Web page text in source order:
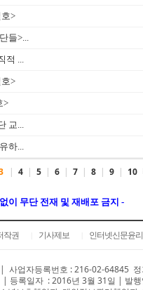
>
들>...
적 ...
>
>
교...
하...
| 4 | 5 | 6 | 7 | 8 | 9 | 10
이 무단 전재 및 재배포 금지 -
작권 기사제보 인터넷신문윤
| 사업자등록번호 : 216-02-64845
록일자 : 2016년 3월 31일 | 발행